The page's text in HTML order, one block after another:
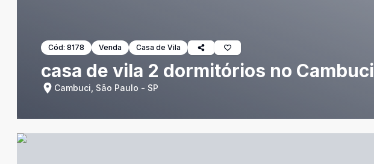
Cód: 8178 Venda Casa de Vila
casa de vila 2 dormitórios no Cambuci
Cambuci, São Paulo - SP